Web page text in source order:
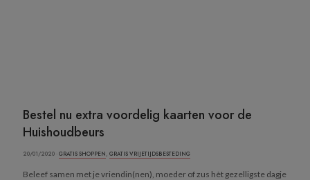
Bestel nu extra voordelig kaarten voor de
Huishoudbeurs
20/01/2020 ·GRATIS SHOPPEN, GRATIS VRIJETIJDSBESTEDING
Beleef samen met je vriendin(nen), moeder of zus hèt gezelligste dagje